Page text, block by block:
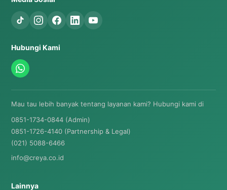
Hubungi Kami
Mau tau lebih banyak tentang layanan kami? Hubungi kami di
0851-1734-0844 (Admin)
0851-1726-4140 (Partnership & Legal)
(021) 5088-6466
info@creya.co.id
Lainnya